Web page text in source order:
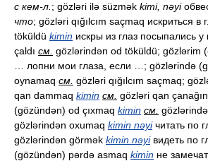
с кем-л. ; gözləri ilə süzmək kimi, nəyi
что; gözləri qığılcım saçmaq искриться в
töküldü kimin искры из глаз посыпались
çaldı см. gözlərindən od töküldü; gözlərim
… лопни мои глаза, если …; gözlərində
oynamaq см. gözləri qığılcım saçmaq;
qan dammaq kimin см. gözləri qan
(gözündən) od çıxmaq kimin см.
gözlərindən oxumaq kimin nəyiчитать по
gözlərindən görmək kimin nəyiвидеть по
(gözündən) pərdə asmaq kimin не